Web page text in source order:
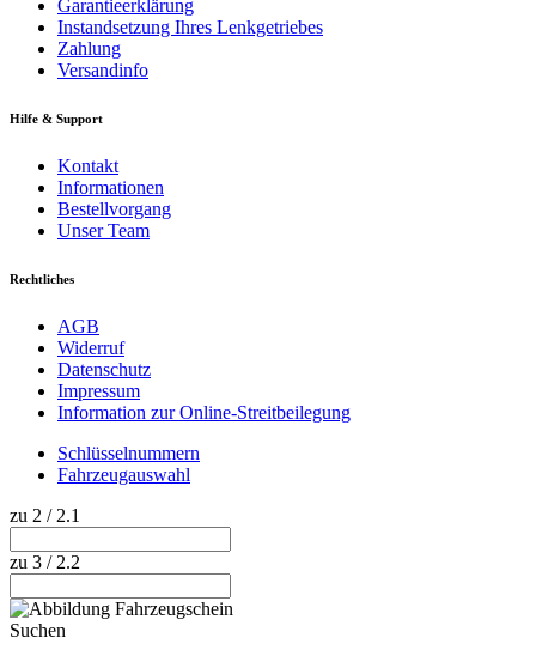
Garantieerklärung
Instandsetzung Ihres Lenkgetriebes
Zahlung
Versandinfo
Hilfe & Support
Kontakt
Informationen
Bestellvorgang
Unser Team
Rechtliches
AGB
Widerruf
Datenschutz
Impressum
Information zur Online-Streitbeilegung
Schlüsselnummern
Fahrzeugauswahl
zu 2 / 2.1
zu 3 / 2.2
Suchen